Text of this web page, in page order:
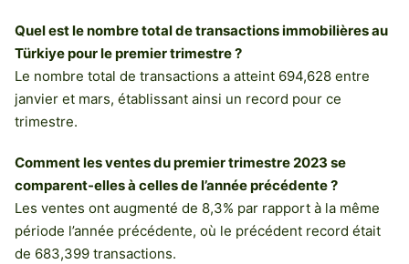
Quel est le nombre total de transactions immobilières au
Türkiye pour le premier trimestre ?
Le nombre total de transactions a atteint 694,628 entre
janvier et mars, établissant ainsi un record pour ce
trimestre.
Comment les ventes du premier trimestre 2023 se
comparent-elles à celles de l’année précédente ?
Les ventes ont augmenté de 8,3% par rapport à la même
période l’année précédente, où le précédent record était
de 683,399 transactions.